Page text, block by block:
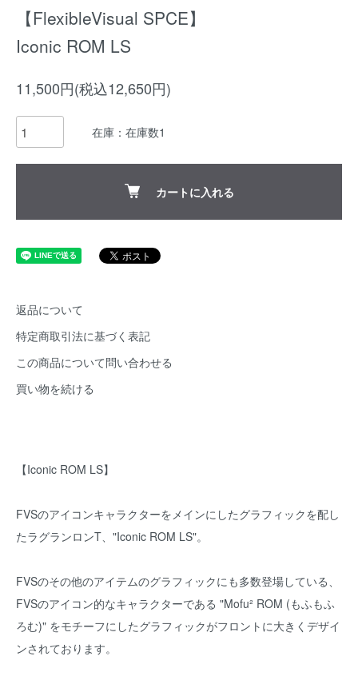
【FlexibleVisual SPCE】
Iconic ROM LS
11,500円(税込12,650円)
在庫：在庫数1
カートに入れる
返品について
特定商取引法に基づく表記
この商品について問い合わせる
買い物を続ける
【Iconic ROM LS】
FVSのアイコンキャラクターをメインにしたグラフィックを配し
たラグランロンT、"Iconic ROM LS"。
FVSのその他のアイテムのグラフィックにも多数登場している、
FVSのアイコン的なキャラクターである "Mofu² ROM (もふもふ
ろむ)" をモチーフにしたグラフィックがフロントに大きくデザイ
ンされております。